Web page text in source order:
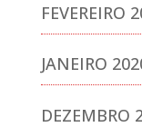
FEVEREIRO
JANEIRO
DEZEMBRO